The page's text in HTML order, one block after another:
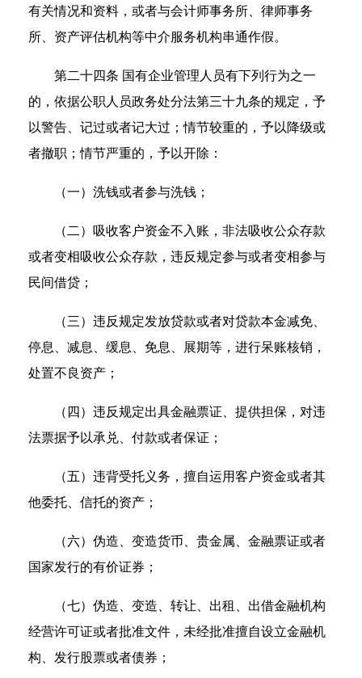
有关情况和资料，或者与会计师事务所、律师事务
所、资产评估机构等中介服务机构串通作假。
第二十四条 国有企业管理人员有下列行为之一
的，依据公职人员政务处分法第三十九条的规定，予
以警告、记过或者记大过；情节较重的，予以降级或
者撤职；情节严重的，予以开除：
（一）洗钱或者参与洗钱；
（二）吸收客户资金不入账，非法吸收公众存款
或者变相吸收公众存款，违反规定参与或者变相参与
民间借贷；
（三）违反规定发放贷款或者对贷款本金减免、
停息、减息、缓息、免息、展期等，进行呆账核销，
处置不良资产；
（四）违反规定出具金融票证、提供担保，对违
法票据予以承兑、付款或者保证；
（五）违背受托义务，擅自运用客户资金或者其
他委托、信托的资产；
（六）伪造、变造货币、贵金属、金融票证或者
国家发行的有价证券；
（七）伪造、变造、转让、出租、出借金融机构
经营许可证或者批准文件，未经批准擅自设立金融机
构、发行股票或者债券；